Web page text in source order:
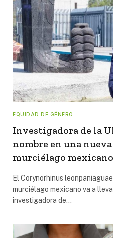
EQUIDAD DE GÉNERO
Investigadora de la
nombre en una
murciélago mexicano
El Corynorhinus
murciélago mexicano va a
investigadora de…